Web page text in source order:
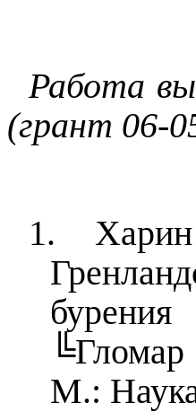
Работа
(грант 06-
1.
М.: